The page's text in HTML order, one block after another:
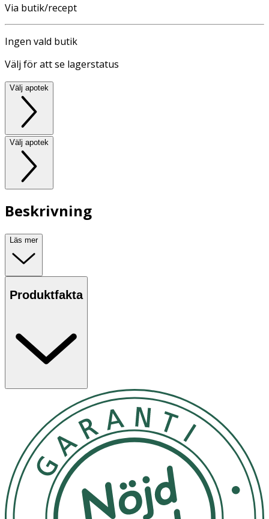
Via butik/recept
Ingen vald butik
Välj för att se lagerstatus
Välj apotek
Välj apotek
Beskrivning
Läs mer
Produktfakta